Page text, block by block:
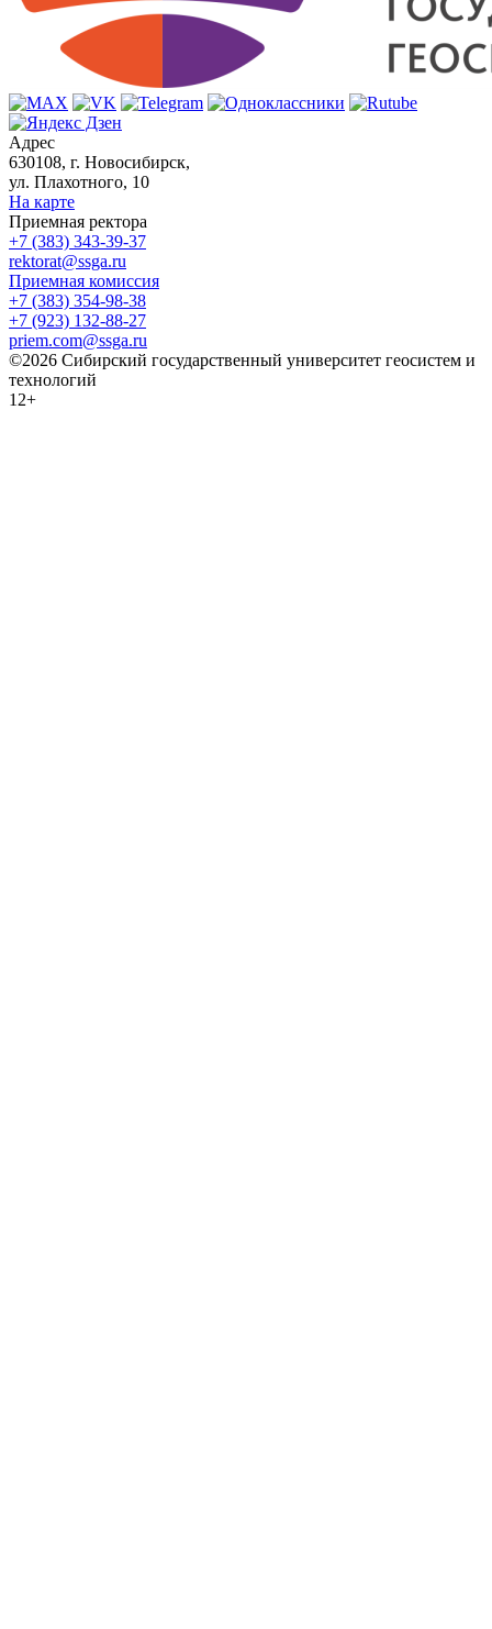
Адрес
630108, г. Новосибирск,
ул. Плахотного, 10
На карте
Приемная ректора
+7 (383) 343-39-37
rektorat@ssga.ru
Приемная комиссия
+7 (383) 354-98-38
+7 (923) 132-88-27
priem.com@ssga.ru
©2026 Сибирский государственный университет геосистем и
технологий
12+